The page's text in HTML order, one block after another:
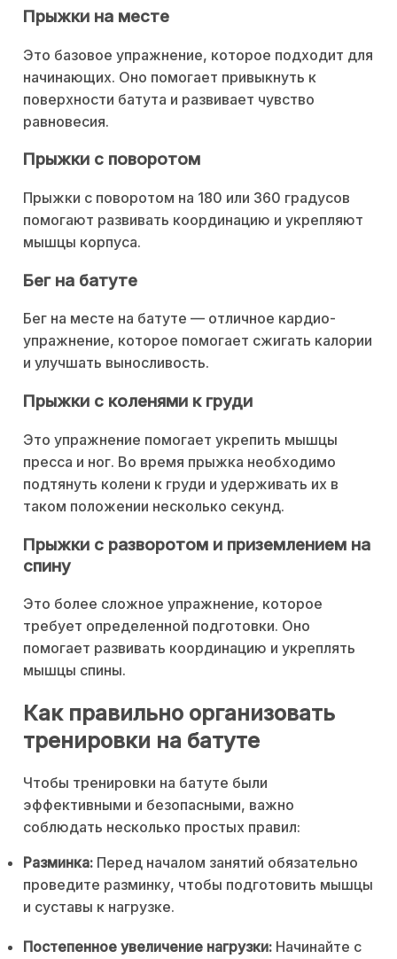
Прыжки на месте
Это базовое упражнение, которое подходит для
начинающих. Оно помогает привыкнуть к
поверхности батута и развивает чувство
равновесия.
Прыжки с поворотом
Прыжки с поворотом на 180 или 360 градусов
помогают развивать координацию и укрепляют
мышцы корпуса.
Бег на батуте
Бег на месте на батуте — отличное кардио-
упражнение, которое помогает сжигать калории
и улучшать выносливость.
Прыжки с коленями к груди
Это упражнение помогает укрепить мышцы
пресса и ног. Во время прыжка необходимо
подтянуть колени к груди и удерживать их в
таком положении несколько секунд.
Прыжки с разворотом и приземлением на
спину
Это более сложное упражнение, которое
требует определенной подготовки. Оно
помогает развивать координацию и укреплять
мышцы спины.
Как правильно организовать
тренировки на батуте
Чтобы тренировки на батуте были
эффективными и безопасными, важно
соблюдать несколько простых правил:
Разминка: Перед началом занятий обязательно
проведите разминку, чтобы подготовить мышцы
и суставы к нагрузке.
Постепенное увеличение нагрузки: Начинайте с